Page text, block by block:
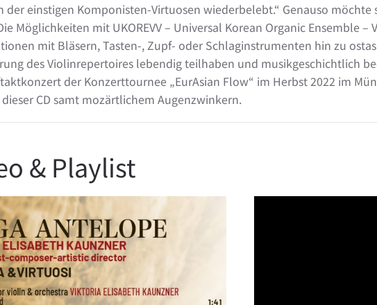
einstigen Komponisten-Virtuosen wiederbelebt.“ Genauso
Möglichkeiten mit UKOREVV – Universal Korean Organic Ensemble
mit Bläsern, Tasten-, Zupf- oder Schlaginstrumenten hin zu
des Violinrepertoires lebendig teilhaben und musikgeschichtlich
der Konzerttournee „EurAsian Flow“ im Herbst 2022 im
CD samt mozärtlichem Augenzwinkern.
& Playlist